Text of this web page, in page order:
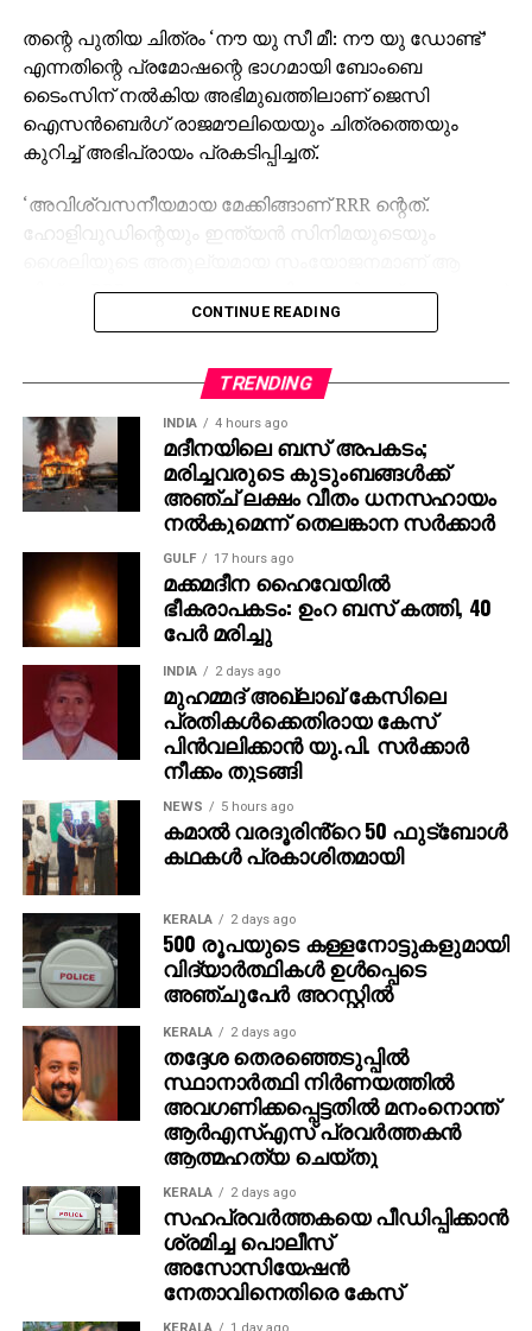
തന്റെ പുതിയ ചിത്രം ‘നൗ യു സീ മീ: നൗ യു ഡോണ്ട്’
എന്നതിന്റെ പ്രമോഷന്റെ ഭാഗമായി ബോംബെ
ടൈംസിന് നല്‍കിയ അഭിമുഖത്തിലാണ് ജെസി
ഐസന്‍ബെര്‍ഗ് രാജമൗലിയെയും ചിത്രത്തെയും
കുറിച്ച് അഭിപ്രായം പ്രകടിപ്പിച്ചത്.
‘അവിശ്വസനീയമായ മേക്കിങ്ങാണ് RRR ന്റെത്.
ഹോളിവുഡിന്റെയും ഇന്ത്യന്‍ സിനിമയുടെയും
ചിത്രം. RRR കാണാത്ത അമേരിക്കക്കാര്‍ ഇല്ലെന്നതാണ്
എന്റെ വിശ്വാസം,” – ജെസി ഐസന്‍ബെര്‍ഗ് പറഞ്ഞു.
താന്‍ ഇതുവരെ ഇന്ത്യ സന്ദര്‍ശിച്ചിട്ടില്ല എങ്കിലും
നേപ്പാളില്‍ എത്തിയിട്ടുണ്ടെന്നും, നേപ്പാളിന്
ഇന്ത്യയോട് സാമ്യമുണ്ടെന്ന് തോന്നിയെന്നും താരം
കൂട്ടിച്ചേര്‍ത്തു.
രാജമൗലിയുടെ മുമ്പത്തെ ഹിറ്റ് ചിത്രങ്ങളായ
ബാഹുബലി 1, 2 എന്നിവ ഇന്ത്യന്‍ സിനിമയുടെ പുതിയ
ചരിത്രം രചിച്ചതാണ്. എന്നാല്‍ RRR അതിനെ മറികടന്ന്
ലോകമൊട്ടാകെ ഇന്ത്യന്‍ സിനിമയുടെ മാനം
ഉയര്‍ത്തിയ ചിത്രമായി മാറി. ജെയിംസ് കാമറൂണ്‍,
സ്റ്റീഫന്‍ സ്പില്‍ബെര്‍ഗ്, ക്രിസ് ഹെംസ്വര്‍ത്ത്
തുടങ്ങിയ ഹോളിവുഡ് പ്രതിഭകളും ചിത്രത്തെ
പുകഴ്ത്തിയിരുന്നു.
ഇതിനിടെ, രാജമൗലി ഇപ്പോള്‍ മഹേഷ് ബാബു
നായകനായും പൃഥ്വിരാജ് സുകുമാരന്‍ വില്ലനായും
എത്തുന്ന പുതിയ ചിത്രത്തിന്റെ ഒരുക്കങ്ങളിലാണ്.
അതേസമയം, ബാഹുബലി ഒന്നും രണ്ടും ഭാഗങ്ങളും
ചേര്‍ത്ത ‘ദി എപ്പിക്ക്’ തിയറ്ററുകളില്‍ ആവേശം
സൃഷ്ടിച്ചുകൊണ്ടിരിക്കുകയാണ്.
CONTINUE READING
TRENDING
INDIA 4 hours ago
മദീനയിലെ ബസ് അപകടം;
മരിച്ചവരുടെ കുടുംബങ്ങള്‍ക്ക്
അഞ്ച് ലക്ഷം വീതം ധനസഹായം
നല്‍കുമെന്ന് തെലങ്കാന സര്‍ക്കാര്‍
GULF 17 hours ago
മക്കമദീന ഹൈവേയില്‍
ഭീകരാപകടം: ഉംറ ബസ് കത്തി, 40
പേര്‍ മരിച്ചു
INDIA 2 days ago
മുഹമ്മദ് അഖ്‌ലാഖ് കേസിലെ
പ്രതികള്‍ക്കെതിരായ കേസ്
പിന്‍വലിക്കാന്‍ യു.പി. സര്‍ക്കാര്‍
നീക്കം തുടങ്ങി
NEWS 5 hours ago
കമാൽ വരദൂരിൻ്റെ 50 ഫുട്ബോൾ
കഥകൾ പ്രകാശിതമായി
KERALA 2 days ago
500 രൂപയുടെ കള്ളനോട്ടുകളുമായി
വിദ്യാര്‍ത്ഥികള്‍ ഉള്‍പ്പെടെ
അഞ്ചുപേര്‍ അറസ്റ്റില്‍
KERALA 2 days ago
തദ്ദേശ തെരഞ്ഞെടുപ്പില്‍
സ്ഥാനാര്‍ത്ഥി നിര്‍ണയത്തില്‍
അവഗണിക്കപ്പെട്ടതില്‍ മനംനൊന്ത്
ആര്‍എസ്എസ് പ്രവര്‍ത്തകന്‍
ആത്മഹത്യ ചെയ്തു
KERALA 2 days ago
സഹപ്രവര്‍ത്തകയെ പീഡിപ്പിക്കാന്‍
ശ്രമിച്ച പൊലീസ്
അസോസിയേഷന്‍
നേതാവിനെതിരെ കേസ്
KERALA 1 day ago